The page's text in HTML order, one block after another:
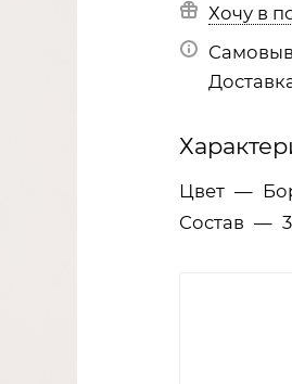
Хочу в
Цвет —
Состав —